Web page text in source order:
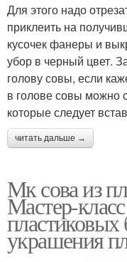
Для этого надо
приклеить на
кусочек фанеры и
убор в черный цвет.
голову совы, если
в голове совы можно
которые следует
читать дальше →
Мк сова из
Мастер-
украшения